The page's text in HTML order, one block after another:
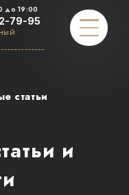
до 19:00
79-95
статьи
и